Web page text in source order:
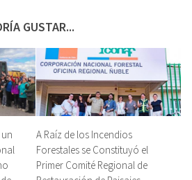
GUSTAR...
A Raíz de los Incendios
Forestales se Constituyó el
Primer Comité Regional de